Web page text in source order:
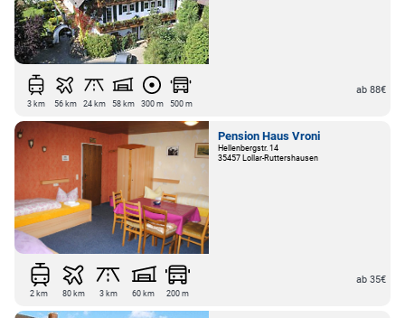
3 km 56 km 24 km 58 km 300 m 500 m
ab 88€
Pension Haus Vroni
Hellenbergstr. 14
35457 Lollar-Ruttershausen
2 km 80 km 3 km 60 km 200 m
ab 35€